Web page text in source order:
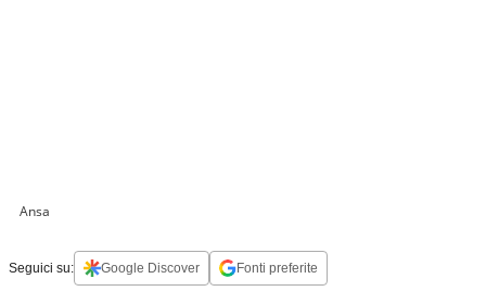
Ansa
Seguici su: Google Discover Fonti preferite